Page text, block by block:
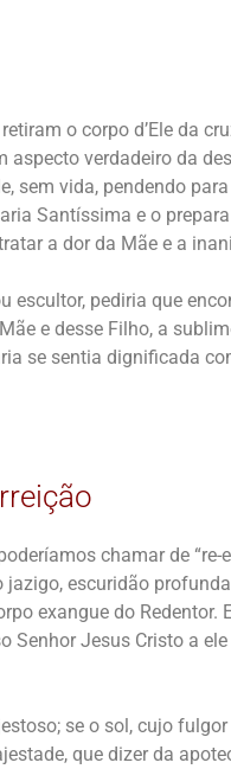
o corpo d’Ele da
verdadeiro da
sem vida, pendendo
Santíssima e o
a dor da Mãe e a
escultor, pediria que
e desse Filho, a
se sentia dignificada
chamar de “re-
jazigo, escuridão
exangue do Redentor.
Jesus Cristo a ele
se o sol, cujo
que dizer da